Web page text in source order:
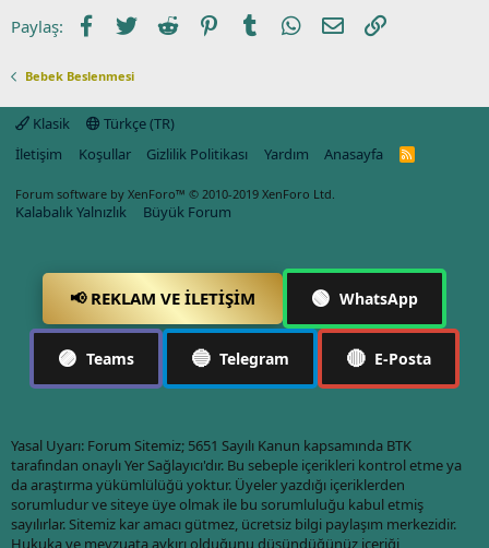
Paylaş: Facebook
TwitterReddit PinterestTumblrWhatsApp
E-postaLink
Bebek Beslenmesi
Klasik
Türkçe (TR)
İletişim
Koşullar Gizlilik Politikası Yardım Anasayfa
R
Forum software by XenForo™ © 2010-2019 XenForo Ltd.
Kalabalık Yalnızlık Büyük Forum
📢 REKLAM VE İLETIŞIM 🟢 WhatsApp
🟣 Teams 🔵 Telegram 🔴 E-Posta
Yasal Uyarı: Forum Sitemiz; 5651 Sayılı Kanun kapsamında BTK
tarafından onaylı Yer Sağlayıcı'dır. Bu sebeple içerikleri kontrol etme ya
da araştırma yükümlülüğü yoktur. Üyeler yazdığı içeriklerden
sorumludur ve siteye üye olmak ile bu sorumluluğu kabul etmiş
sayılırlar. Sitemiz kar amacı gütmez, ücretsiz bilgi paylaşım merkezidir.
Hukuka ve mevzuata aykırı olduğunu düşündüğünüz içeriği